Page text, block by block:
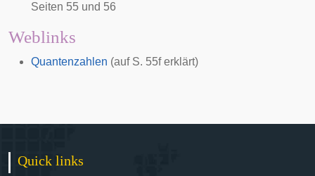
Seiten 55 und 56
Weblinks
Quantenzahlen (auf S. 55f erklärt)
Quick links